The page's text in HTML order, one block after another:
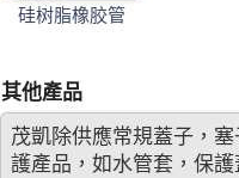
硅树脂橡胶管
其他產品
茂凱除供應常規蓋子，
護產品，如水管套，保護